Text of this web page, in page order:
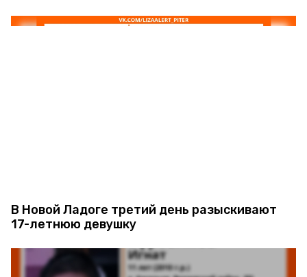
В Новой Ладоге третий день разыскивают
17-летнюю девушку